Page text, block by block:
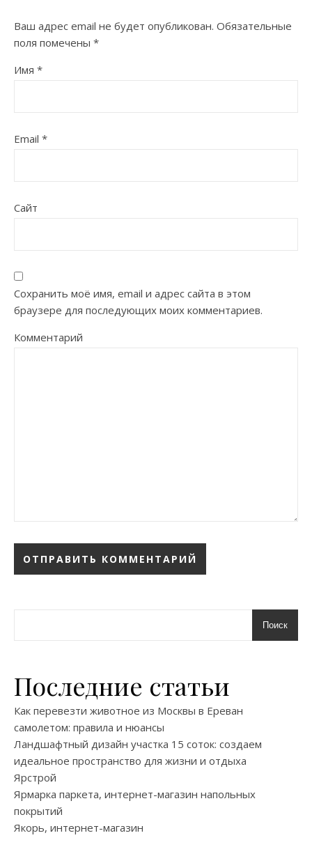
Ваш адрес email не будет опубликован. Обязательные
поля помечены *
Имя *
Email *
Сайт
Сохранить моё имя, email и адрес сайта в этом
браузере для последующих моих комментариев.
Комментарий
Поиск
Последние статьи
Как перевезти животное из Москвы в Ереван
самолетом: правила и нюансы
Ландшафтный дизайн участка 15 соток: создаем
идеальное пространство для жизни и отдыха
Ярстрой
Ярмарка паркета, интернет-магазин напольных
покрытий
Якорь, интернет-магазин